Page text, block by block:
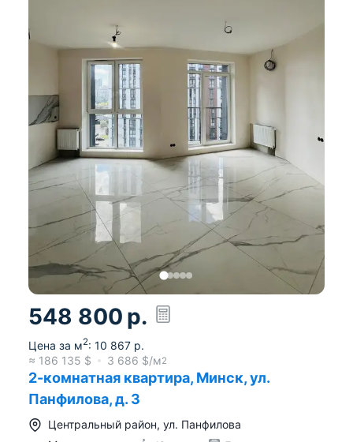
548 800 р.
Цена за м2: 10 867 р.
≈ 186 135 $ 3 686 $/м2
2-комнатная квартира, Минск, ул.
Панфилова, д. 3
Центральный район, ул. Панфилова